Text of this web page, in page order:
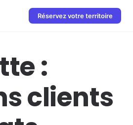
Réservez votre territoire
:
clients